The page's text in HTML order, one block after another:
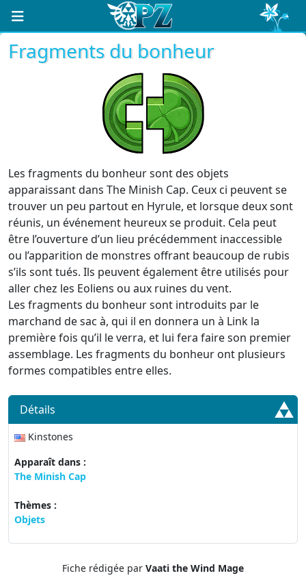
Fragments du bonheur
Les fragments du bonheur sont des objets
apparaissant dans The Minish Cap. Ceux ci peuvent se
trouver un peu partout en Hyrule, et lorsque deux sont
réunis, un événement heureux se produit. Cela peut
être l’ouverture d’un lieu précédemment inaccessible
ou l’apparition de monstres offrant beaucoup de rubis
s’ils sont tués. Ils peuvent également être utilisés pour
aller chez les Eoliens ou aux ruines du vent.
Les fragments du bonheur sont introduits par le
marchand de sac à, qui il en donnera un à Link la
première fois qu’il le verra, et lui fera faire son premier
assemblage. Les fragments du bonheur ont plusieurs
formes compatibles entre elles.
Détails
Kinstones
Apparaît dans :
The Minish Cap
Thèmes :
Objets
Fiche rédigée par Vaati the Wind Mage